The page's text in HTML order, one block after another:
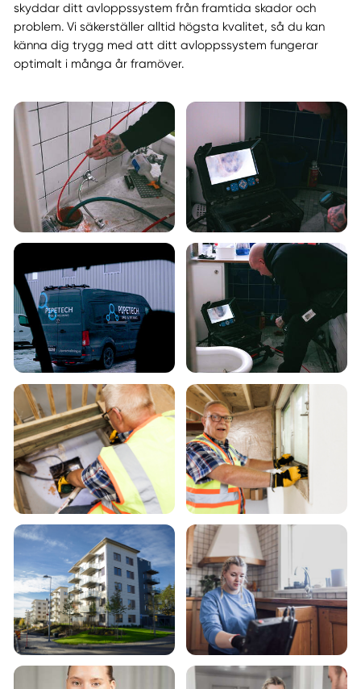
skyddar ditt avloppssystem från framtida skador och
problem. Vi säkerställer alltid högsta kvalitet, så du kan
känna dig trygg med att ditt avloppssystem fungerar
optimalt i många år framöver.